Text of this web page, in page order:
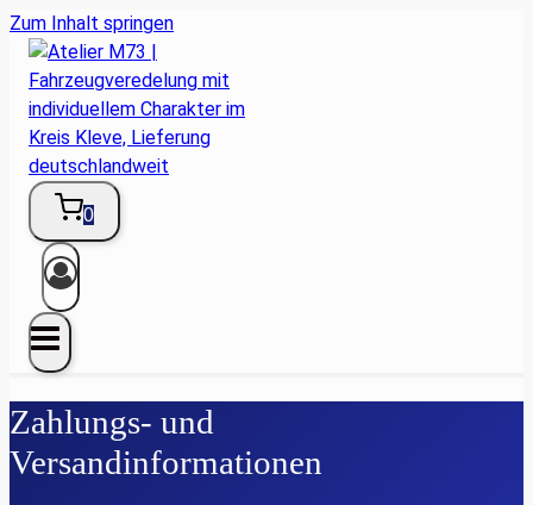
Zum Inhalt springen
0
Zahlungs- und
Versandinformationen